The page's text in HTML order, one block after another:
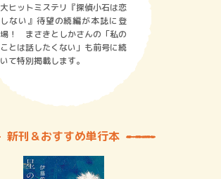
大ヒットミステリ『探偵小石は恋
しない』待望の続編が本誌に登
場！ まさきとしかさんの「私の
ことは話したくない」も前号に続
いて特別掲載します。
新刊＆おすすめ単行本